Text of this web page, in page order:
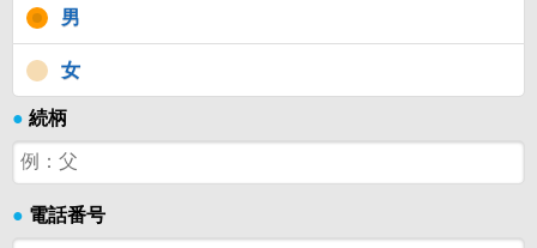
男
女
● 続柄
● 電話番号